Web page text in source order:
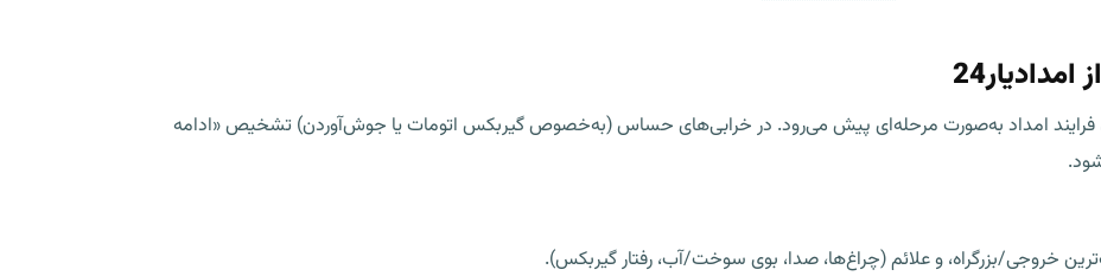
فرایند امداد به‌صورت مرحله‌ای پیش می‌رود. در خرابی‌های حساس (به‌خصوص گیربکس اتومات یا جوش‌آوردن) تشخیص «ادامه
خروجی/بزرگراه، و علائم (چراغ‌ها، صدا، بوی سوخت/آب، رفتار گیربکس).